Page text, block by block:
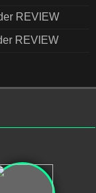
REVIEW
REVIEW